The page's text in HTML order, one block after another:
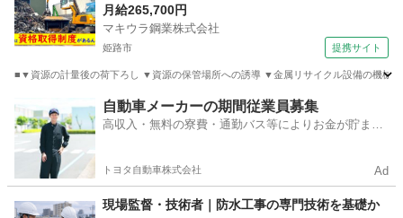
あり】
月給265,700円
マキウラ鋼業株式会社
姫路市 提携サイト
■▼資源の計量後の荷下ろし ▼資源の保管場所への誘導 ▼金属リサイクル設備の機械
その他
自動車メーカーの期間従業員募集
高収入・無料の寮費・通勤バス等によりお金が貯まり
トヨタ自動車株式会社 Ad
現場監督・技術者｜防水工事の専門技術を基礎か